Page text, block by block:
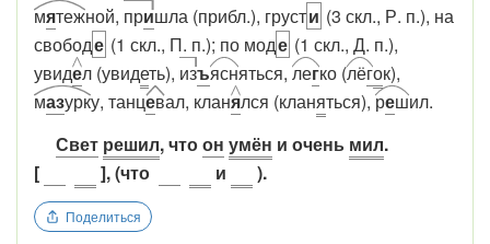
мятежной, пришла (прибл.), грусти (3 скл., Р. п.), на
свободе (1 скл., П. п.); по моде (1 скл., Д. п.),
увидел (увидеть), изъясняться, легко (лёгок),
мазурку, танцевал, кланялся (кланяться), решил.
Свет решил, чтоон умён и очень мил.
[
], (что и ).
Поделиться